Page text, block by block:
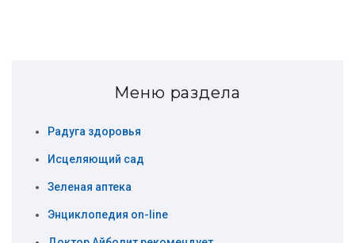
Меню раздела
Радуга здоровья
Исцеляющий сад
Зеленая аптека
Энциклопедия on-line